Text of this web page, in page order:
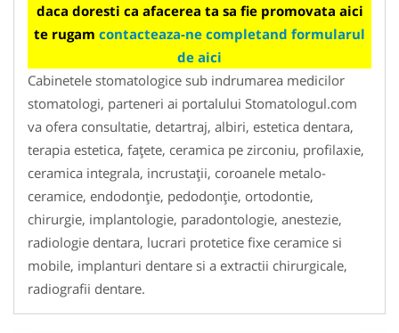
daca doresti ca afacerea ta sa fie promovata aici
te rugam contacteaza-ne completand formularul
de aici
Cabinetele stomatologice sub indrumarea medicilor
stomatologi, parteneri ai portalului Stomatologul.com
va ofera consultatie, detartraj, albiri, estetica dentara,
terapia estetica, faţete, ceramica pe zirconiu, profilaxie,
ceramica integrala, incrustaţii, coroanele metalo-
ceramice, endodonţie, pedodonţie, ortodontie,
chirurgie, implantologie, paradontologie, anestezie,
radiologie dentara, lucrari protetice fixe ceramice si
mobile, implanturi dentare si a extractii chirurgicale,
radiografii dentare.